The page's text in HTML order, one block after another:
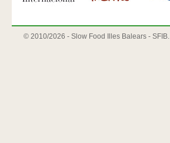
© 2010/2026 - Slow Food Illes Balears - SFIB.